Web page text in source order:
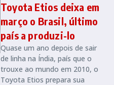
Toyota Etios deixa em
março o Brasil, último
país a produzi-lo
Quase um ano depois de sair
de linha na Índia, país que o
trouxe ao mundo em 2010, o
Toyota Etios prepara sua